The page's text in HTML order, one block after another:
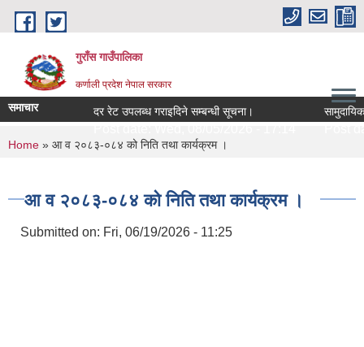
Skip to main content
गुराँस गाउँपालिका
कर्णाली प्रदेश नेपाल सरकार
समाचार दर रेट उपलब्ध गराइदिने सम्बन्धी सूचना। सामुदायिक
You are here
Home » आ व २०८३-०८४ को निति तथा कार्यक्रम ।
आ व २०८३-०८४ को निति तथा कार्यक्रम ।
Submitted on: Fri, 06/19/2026 - 11:25